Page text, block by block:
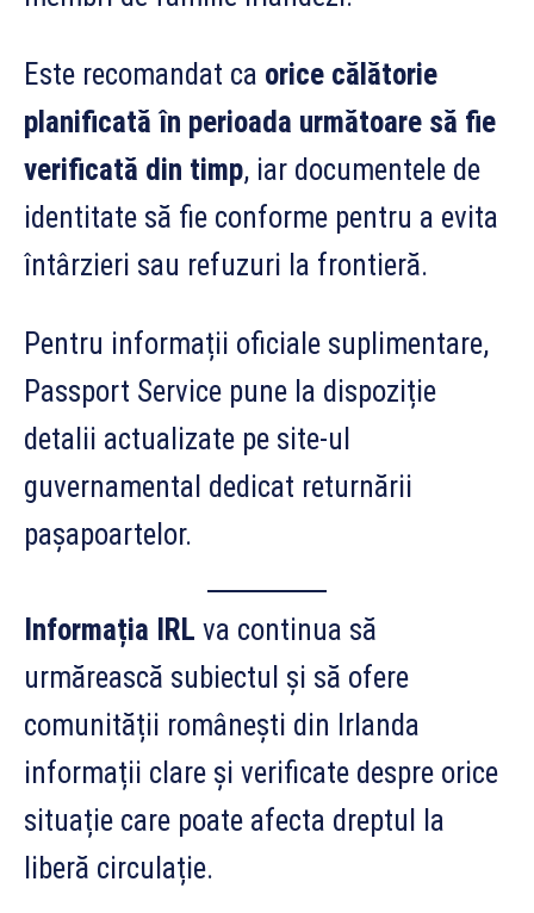
Este recomandat ca orice călătorie
planificată în perioada următoare să fie
verificată din timp, iar documentele de
identitate să fie conforme pentru a evita
întârzieri sau refuzuri la frontieră.
Pentru informații oficiale suplimentare,
Passport Service pune la dispoziție
detalii actualizate pe site-ul
guvernamental dedicat returnării
pașapoartelor.
Informația IRL va continua să
urmărească subiectul și să ofere
comunității românești din Irlanda
informații clare și verificate despre orice
situație care poate afecta dreptul la
liberă circulație.